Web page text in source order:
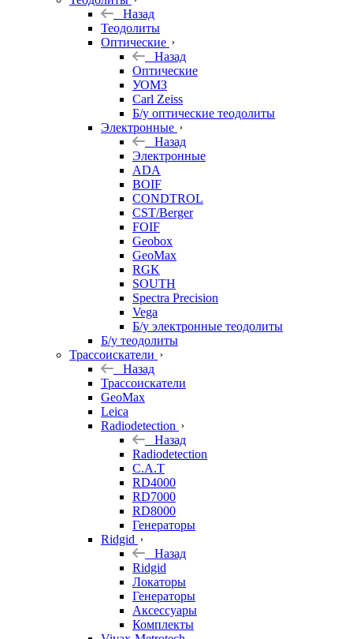
Назад
Теодолиты
Оптические
Назад
Оптические
УОМЗ
Carl Zeiss
Б/у оптические теодолиты
Электронные
Назад
Электронные
ADA
BOIF
CONDTROL
CST/Berger
FOIF
Geobox
GeoMax
RGK
SOUTH
Spectra Precision
Vega
Б/у электронные теодолиты
Б/у теодолиты
Трассоискатели
Назад
Трассоискатели
GeoMax
Leica
Radiodetection
Назад
Radiodetection
C.A.T
RD4000
RD7000
RD8000
Генераторы
Ridgid
Назад
Ridgid
Локаторы
Генераторы
Аксессуары
Комплекты